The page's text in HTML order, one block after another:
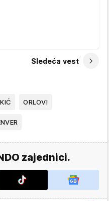
Sledeća vest
ORLOVI
zajednici.